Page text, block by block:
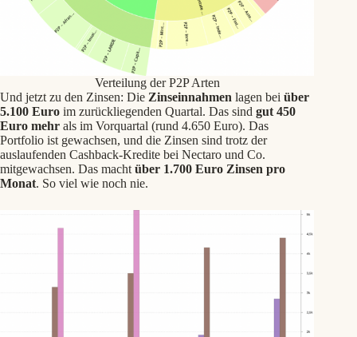
Verteilung der P2P Arten
Und jetzt zu den Zinsen: Die Zinseinnahmen lagen bei über
5.100 Euro im zurückliegenden Quartal. Das sind gut 450
Euro mehr als im Vorquartal (rund 4.650 Euro). Das
Portfolio ist gewachsen, und die Zinsen sind trotz der
auslaufenden Cashback-Kredite bei Nectaro und Co.
mitgewachsen. Das macht über 1.700 Euro Zinsen pro
Monat. So viel wie noch nie.